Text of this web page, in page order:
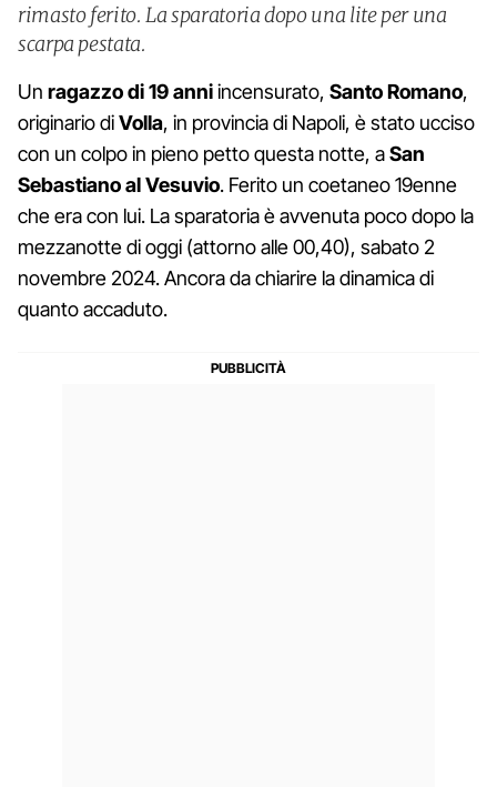
rimasto ferito. La sparatoria dopo una lite per una
scarpa pestata.
Un ragazzo di 19 anniincensurato, Santo Romano,
originario diVolla, in provincia di Napoli, è stato ucciso
con un colpo in pieno petto questa notte, aSan
Sebastiano al Vesuvio. Ferito un coetaneo 19enne
che era con lui. La sparatoria è avvenuta poco dopo la
mezzanotte di oggi (attorno alle 00,40), sabato 2
novembre 2024. Ancora da chiarire la dinamica di
quanto accaduto.